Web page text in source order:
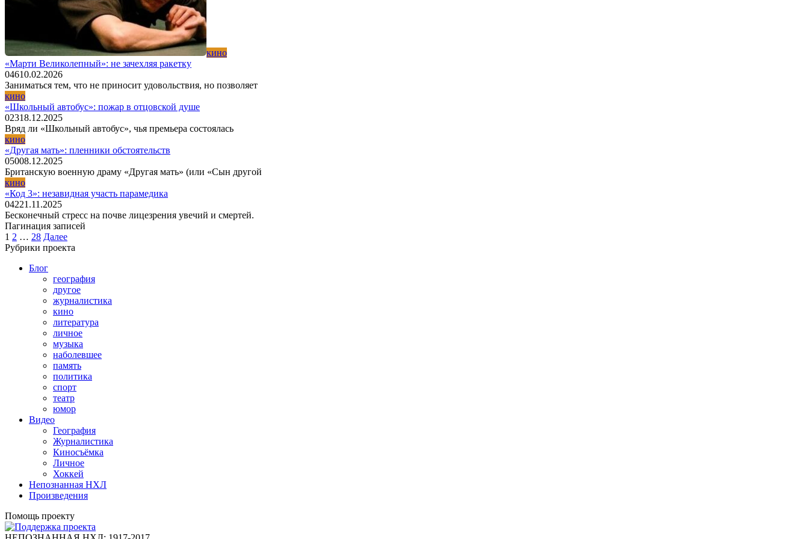
кино
«Марти Великолепный»: не зачехляя ракетку
04610.02.2026
Заниматься тем, что не приносит удовольствия, но позволяет
кино
«Школьный автобус»: пожар в отцовской душе
02318.12.2025
Вряд ли «Школьный автобус», чья премьера состоялась
кино
«Другая мать»: пленники обстоятельств
05008.12.2025
Британскую военную драму «Другая мать» (или «Сын другой
кино
«Код 3»: незавидная участь парамедика
04221.11.2025
Бесконечный стресс на почве лицезрения увечий и смертей.
Пагинация записей
1 2 … 28 Далее
Рубрики проекта
Блог
география
другое
журналистика
кино
литература
личное
музыка
наболевшее
память
политика
спорт
театр
юмор
Видео
География
Журналистика
Киносъёмка
Личное
Хоккей
Непознанная НХЛ
Произведения
Помощь проекту